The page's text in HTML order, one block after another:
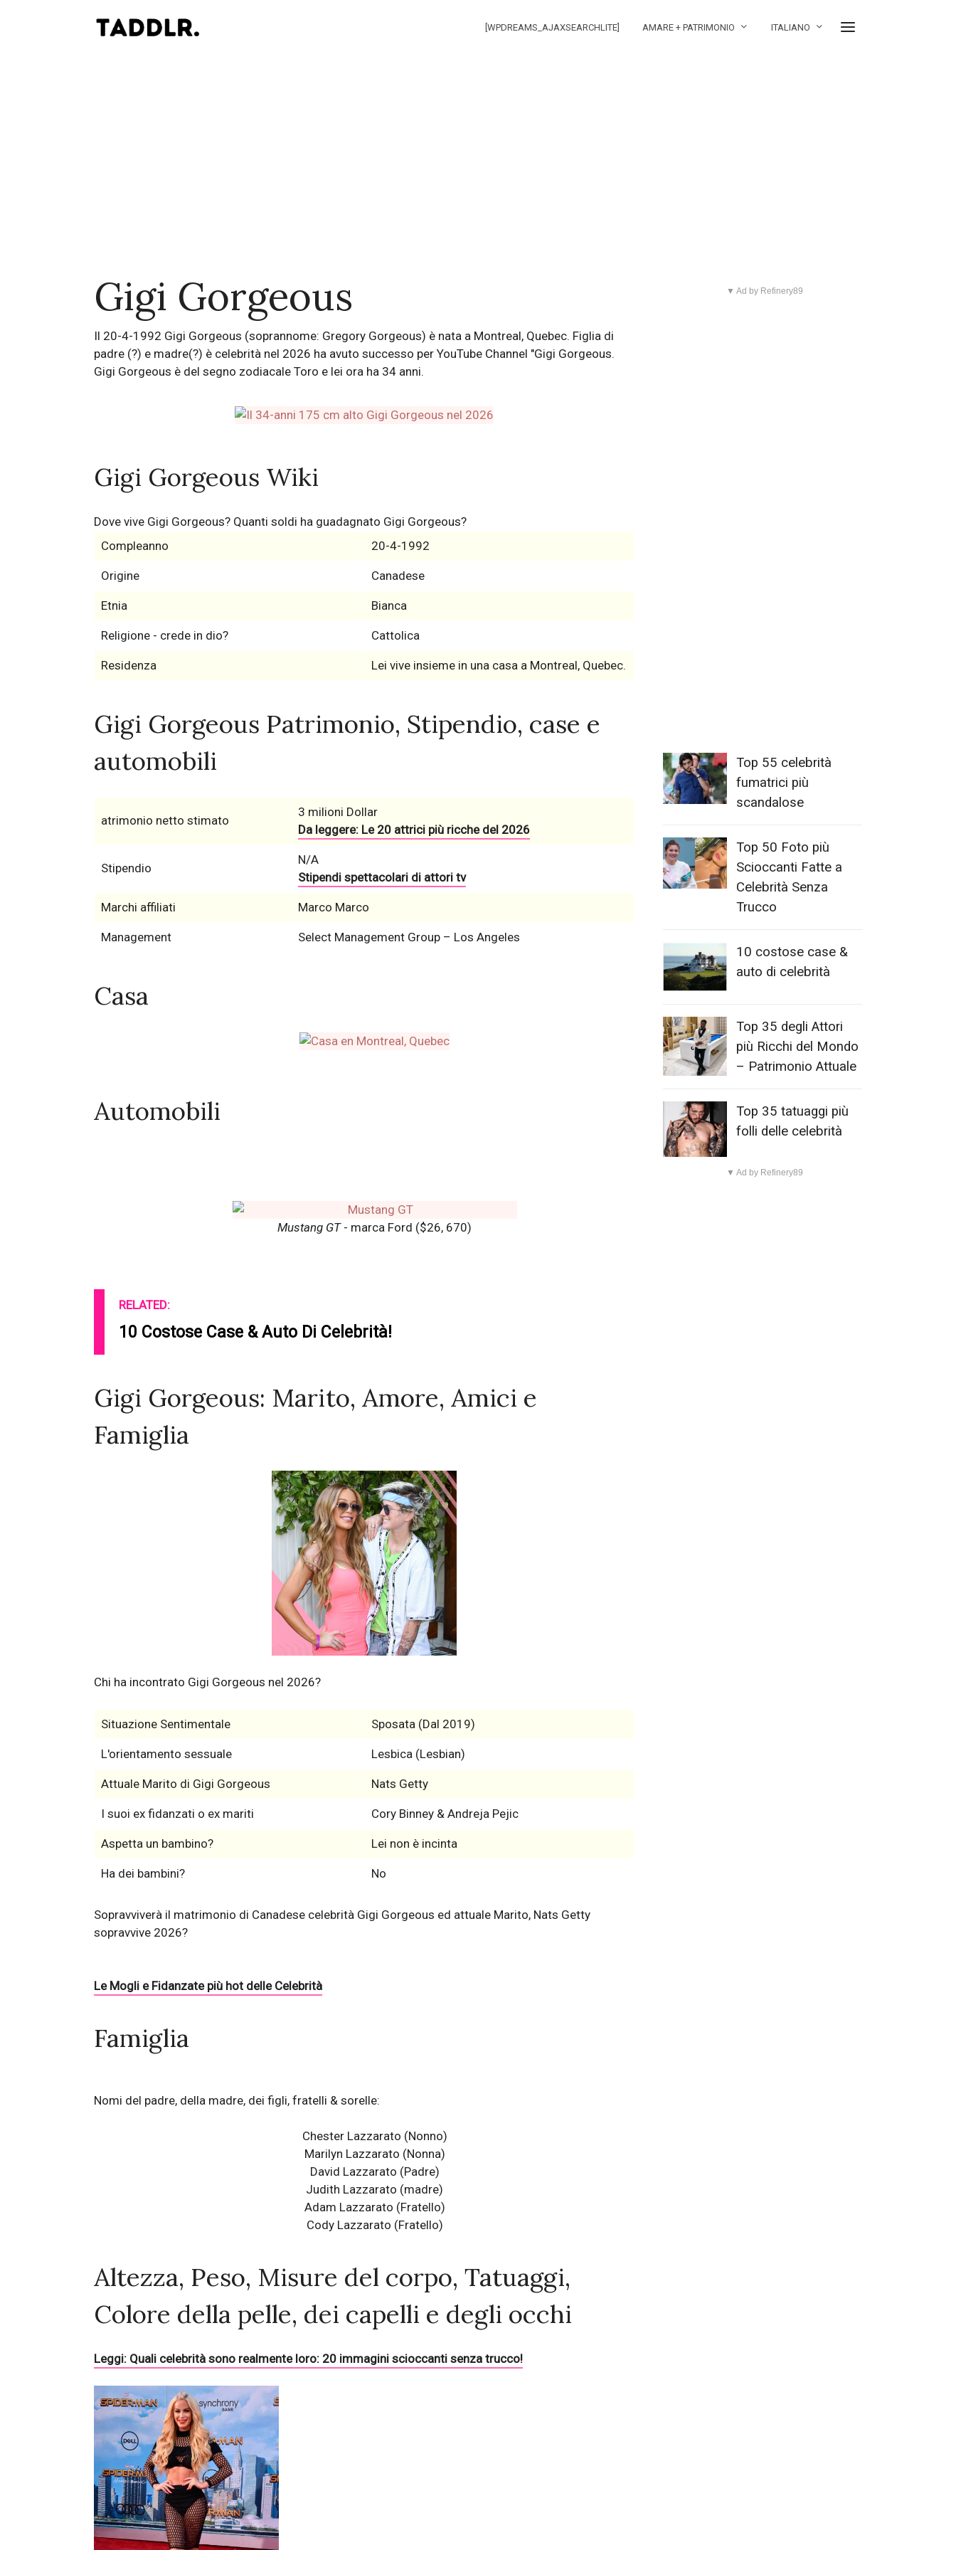
[WPDREAMS_AJAXSEARCHLITE] AMARE + PATRIMONIO ITALIANO
Gigi Gorgeous
Il 20-4-1992 Gigi Gorgeous (soprannome: Gregory Gorgeous) è nata a Montreal, Quebec. Figlia di
padre (?) e madre(?) è celebrità nel 2026 ha avuto successo per YouTube Channel "Gigi Gorgeous.
Gigi Gorgeous è del segno zodiacale Toro e lei ora ha 34 anni.
Gigi Gorgeous Wiki
Dove vive Gigi Gorgeous? Quanti soldi ha guadagnato Gigi Gorgeous?
Compleanno
20-4-1992
Origine Canadese
Etnia Bianca
Religione - crede in dio? Cattolica
Residenza Lei vive insieme in una casa a Montreal, Quebec.
Gigi Gorgeous Patrimonio, Stipendio, case e
automobili
atrimonio netto stimato
3 milioni Dollar
Da leggere: Le 20 attrici più ricche del 2026
Stipendio
N/A
Stipendi spettacolari di attori tv
Marchi affiliati Marco Marco
Management Select Management Group – Los Angeles
Casa
Automobili
Mustang GT- marca Ford ($26, 670)
RELATED:
10 Costose Case & Auto Di Celebrità!
Gigi Gorgeous: Marito, Amore, Amici e
Famiglia
Chi ha incontrato Gigi Gorgeous nel 2026?
Situazione Sentimentale Sposata (Dal 2019)
L'orientamento sessuale Lesbica (Lesbian)
Attuale Marito di Gigi Gorgeous Nats Getty
I suoi ex fidanzati o ex mariti Cory Binney & Andreja Pejic
Aspetta un bambino? Lei non è incinta
Ha dei bambini? No
Sopravviverà il matrimonio di Canadese celebrità Gigi Gorgeous ed attuale Marito, Nats Getty
sopravvive 2026?
Le Mogli e Fidanzate più hot delle Celebrità
Famiglia
Nomi del padre, della madre, dei figli, fratelli & sorelle:
Chester Lazzarato (Nonno)
Marilyn Lazzarato (Nonna)
David Lazzarato (Padre)
Judith Lazzarato (madre)
Adam Lazzarato (Fratello)
Cody Lazzarato (Fratello)
Altezza, Peso, Misure del corpo, Tatuaggi,
Colore della pelle, dei capelli e degli occhi
Leggi: Quali celebrità sono realmente loro: 20 immagini scioccanti senza trucco!
▼ Ad by Refinery89
Top 55 celebrità
fumatrici più
scandalose
Top 50 Foto più
Scioccanti Fatte a
Celebrità Senza
Trucco
10 costose case &
auto di celebrità
Top 35 degli Attori
più Ricchi del Mondo
– Patrimonio Attuale
Top 35 tatuaggi più
folli delle celebrità
▼ Ad by Refinery89